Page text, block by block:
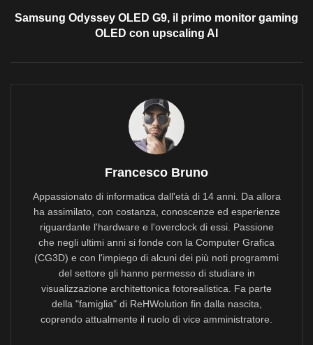
Samsung Odyssey OLED G9, il primo monitor gaming
OLED con upscaling AI
Francesco Bruno
Appassionato di informatica dall'età di 14 anni. Da allora
ha assimilato, con costanza, conoscenze ed esperienze
riguardante l'hardware e l'overclock di essi. Passione
che negli ultimi anni si fonde con la Computer Grafica
(CG3D) e con l'impiego di alcuni dei più noti programmi
del settore gli hanno permesso di studiare in
visualizzazione architettonica fotorealistica. Fa parte
della "famiglia" di ReHWolution fin dalla nascita,
coprendo attualmente il ruolo di vice amministratore.